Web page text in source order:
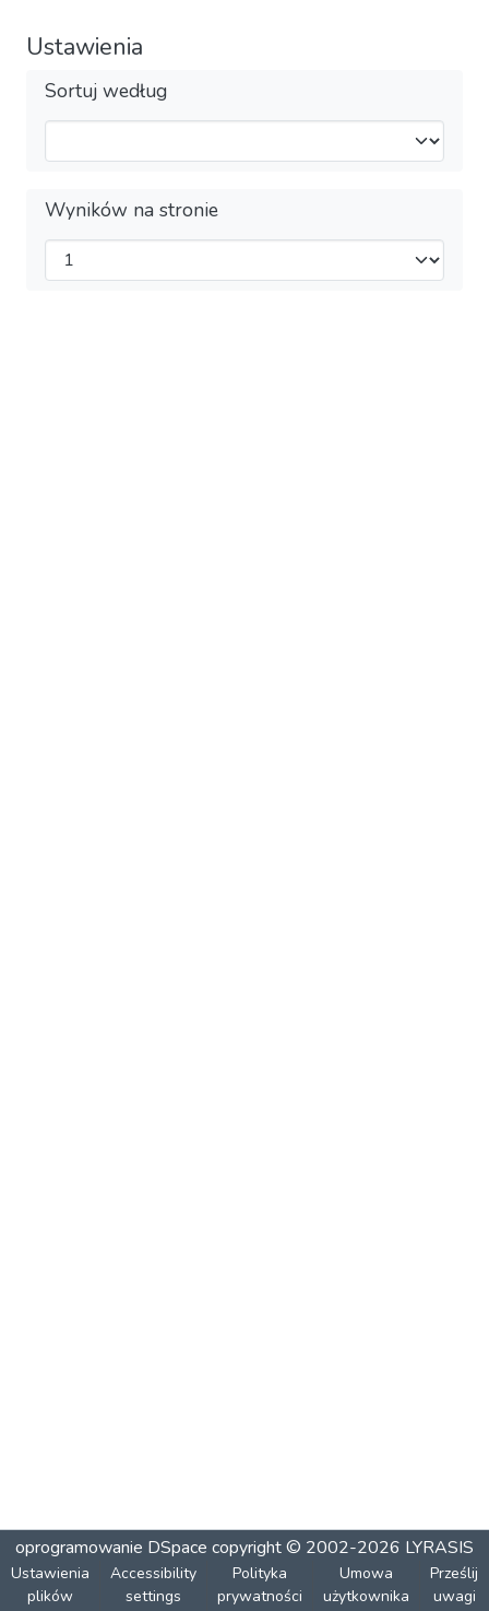
Ustawienia
Sortuj według
Wyników na stronie
oprogramowanie DSpace copyright © 2002-2026 LYRASIS
Ustawienia
plików
Accessibility
settings
Polityka
prywatności
Umowa
użytkownika
Prześlij
uwagi